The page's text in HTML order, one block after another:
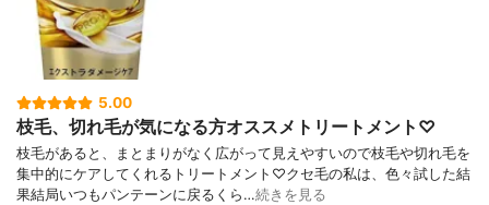
5.00
枝毛、切れ毛が気になる方オススメトリートメント♡
枝毛があると、まとまりがなく広がって見えやすいので枝毛や切れ毛を
集中的にケアしてくれるトリートメント♡クセ毛の私は、色々試した結
果結局いつもパンテーンに戻るくら…続きを見る